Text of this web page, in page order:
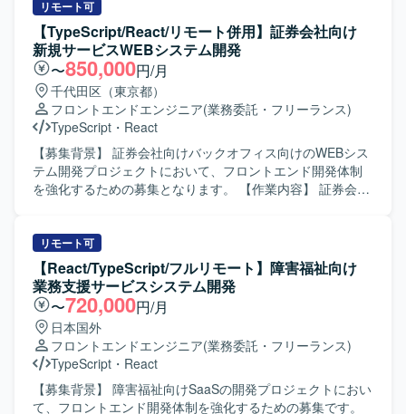
できます。 【開発環境】 フロントエンドにReactおよび
TypeScript、バックエンドにSpring Bootを採用した構成と
なります。
プリケーション開発や、バックエンドのREST APIとの連携
実装を担当していただきます。 AIコーディングツールを活
用した開発フローの整備や生産性向上の推進、コンポーネ
ント設計やUIライブラリの整備も行っていただきます。 ま
た、社員エンジニアへの技術展開やドキュメント整備にも
携わっていただきます。 【求める人物像】 AIツールを積極
的に取り入れ、自律的に開発生産性を高めていける方を求
めております。 社員エンジニアへ技術やノウハウをわかり
やすく共有できるコミュニケーション力をお持ちの方を歓
迎いたします。 仕様が確定しきっていないフェーズでも、
課題を整理しながら主体的に推進できる方を想定しており
ンの魅力】 人事領域の統合基盤プロダクトの新規開発に、
フロントエンドリードとして深く関わっていただけます。
AIコーディングツールを積極的に活用しながら、開発フロ
ーやナレッジの整備を主導できる環境です。 長期的なプロ
ジェクトの中で、UI/UXやアーキテクチャの設計思想をプロ
ダクト全体に反映していく経験を積んでいただけます。
【開発環境】 言語はTypeScriptを使用し、フレームワーク
としてReactを採用しております。 インフラには
AWS（CloudFront, S3, ECS）を利用しており、GitHubや
Slack、Backlogなどのツールを用いて開発を進めておりま
リモート可
【TypeScript/React/リモート併用】証券会社向け
新規サービスWEBシステム開発
〜850,000円/月
千代田区（東京都）
フロントエンドエンジニア(業務委託・フリーランス)
TypeScript ・ React
【募集背景】 証券会社向けバックオフィス向けのWEBシス
テム開発プロジェクトにおいて、フロントエンド開発体制
を強化するための募集となります。 【作業内容】 証券会社
ご担当いただきます。React.jsおよびTypeScriptを用いた画
面実装や、バックエンドとの連携部分の実装・動作確認な
どを行っていただきます。 【求める人物像】 フロントエン
ド開発経験が豊富で、自発的に課題を発見し改善提案がで
きる方を求めております。チームメンバーや関係者と円滑
にコミュニケーションを取りながら開発を進めていただけ
る方を歓迎いたします。 【ポジションの魅力】 証券業界向
けの新規サービス開発に携わることで、金融ドメインの知
見を深めながらフロントエンド技術力を高めていただけま
す。バックエンド技術にも触れられる環境のため、フルス
リモート可
【React/TypeScript/フルリモート】障害福祉向け
業務支援サービスシステム開発
〜720,000円/月
日本国外
フロントエンドエンジニア(業務委託・フリーランス)
TypeScript ・ React
【募集背景】 障害福祉向けSaaSの開発プロジェクトにおい
て、フロントエンド開発体制を強化するための募集です。